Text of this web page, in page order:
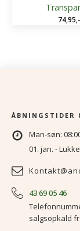
74,95,-
ÅBNINGSTIDER
Man-søn:
01. jan. -
43 69 05 46
salgsopkald